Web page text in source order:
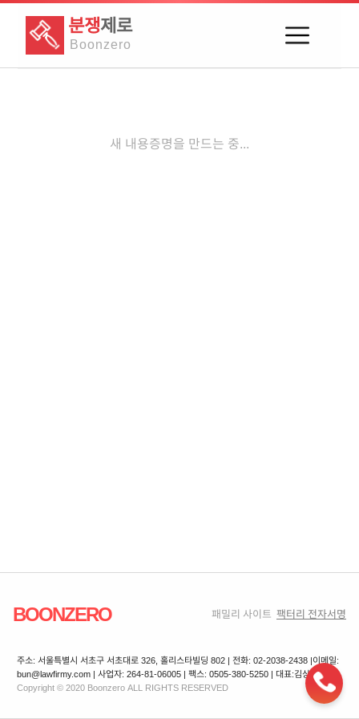
분쟁제로
Boonzero
새 내용증명을 만드는 중...
BOONZERO 패밀리 사이트 팩터리 전자서명
주소: 서울특별시 서초구 서초대로 326, 홀리스타빌딩 802 | 전화: 02-2038-2438 |이메일:
bun@lawfirmy.com | 사업자: 264-81-06005 | 팩스: 0505-380-5250 | 대표:김상겸
Copyright © 2020 Boonzero ALL RIGHTS RESERVED